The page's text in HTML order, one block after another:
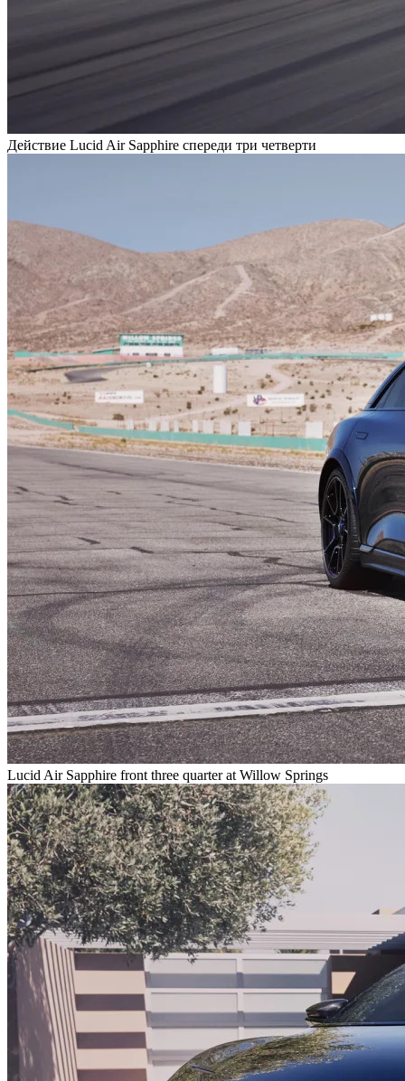
Действие Lucid Air Sapphire спереди три четверти
Lucid Air Sapphire front three quarter at Willow Springs